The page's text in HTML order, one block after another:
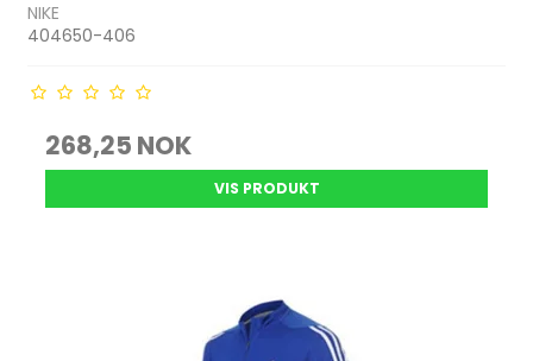
NIKE
404650-406
268,25 NOK
VIS PRODUKT